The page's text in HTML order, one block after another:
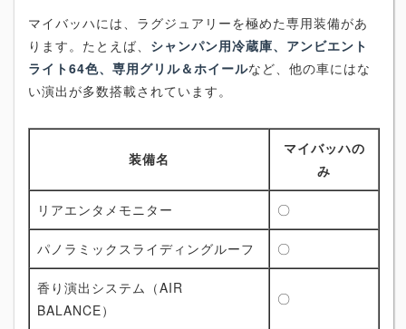
マイバッハには、ラグジュアリーを極めた専用装備があ
ります。たとえば、 シャンパン用冷蔵庫、アンビエント
ライト64色、専用グリル＆ホイールなど、他の車にはな
い演出が多数搭載されています。
装備名
マイバッハの
み
リアエンタメモニター 〇
パノラミックスライディングルーフ 〇
香り演出システム（AIR
BALANCE）
〇